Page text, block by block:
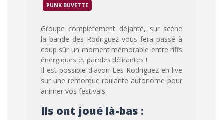
PUNK BUVETTE
Groupe complètement déjanté, sur scène
la bande des Rodriguez vous fera passé à
coup sûr un moment mémorable entre riffs
énergiques et paroles délirantes !
Il est possible d'avoir Les Rodriguez en live
sur une remorque roulante autonome pour
animer vos festivals.
Ils ont joué là-bas :